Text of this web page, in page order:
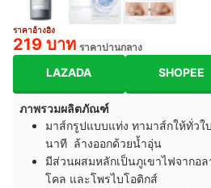
ราคาอ้างอิง
219 บาท ราคาปานกลาง
LAZADA SHOPEE
ภาพรวมผลิตภัณฑ์
มาส์กรูปแบบแท่ง ทามาส์กให้ทั่วใ
นาที ล้างออกด้วยน้ำอุ่น
มีส่วนผสมหลักเป็นภูเขาไฟจากอ
โคล และโพรไบโอติกส์